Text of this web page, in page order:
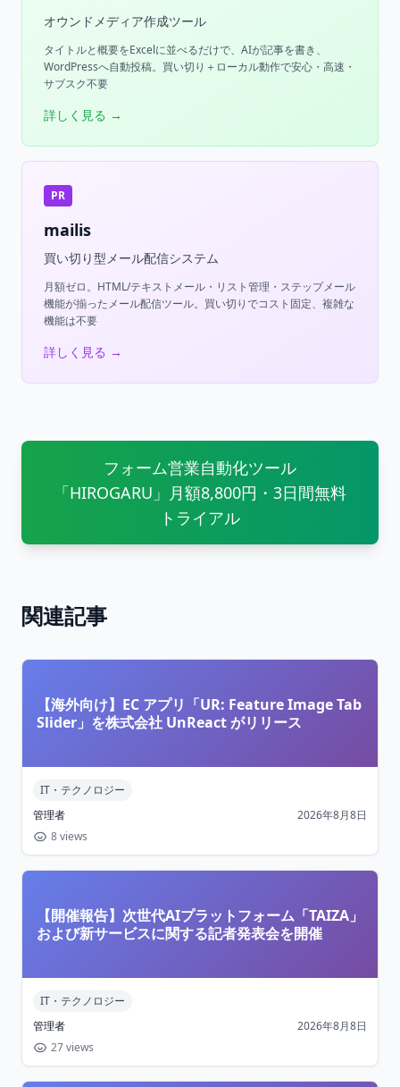
オウンドメディア作成ツール
タイトルと概要をExcelに並べるだけで、AIが記事を書き、
WordPressへ自動投稿。買い切り＋ローカル動作で安心・高速・
サブスク不要
詳しく見る →
PR
mailis
買い切り型メール配信システム
月額ゼロ。HTML/テキストメール・リスト管理・ステップメール
機能が揃ったメール配信ツール。買い切りでコスト固定、複雑な
機能は不要
詳しく見る →
フォーム営業自動化ツール
「HIROGARU」月額8,800円・3日間無料
トライアル
関連記事
【海外向け】EC アプリ「UR: Feature Image Tab
Slider」を株式会社 UnReact がリリース
IT・テクノロジー
管理者
2026年8月8日
8 views
【開催報告】次世代AIプラットフォーム「TAIZA」
および新サービスに関する記者発表会を開催
IT・テクノロジー
管理者
2026年8月8日
27 views